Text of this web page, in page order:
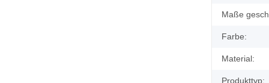
Maße
Farbe:
Material:
Produkttyp: